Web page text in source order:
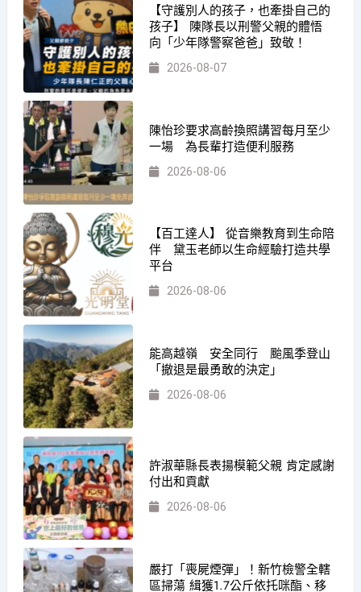
【守護別人的孩子，也牽掛自己的
孩子】 陳隊長以刑警父親的體悟
向「少年隊警察爸爸」致敬！
2026-08-07
陳怡珍要求高齡換照講習每月至少
一場 為長輩打造便利服務
2026-08-06
【百工達人】 從音樂教育到生命陪
伴 黛玉老師以生命經驗打造共學
平台
2026-08-06
能高越嶺 安全同行 颱風季登山
「撤退是最勇敢的決定」
2026-08-06
許淑華縣長表揚模範父親 肯定感謝
付出和貢獻
2026-08-06
嚴打「喪屍煙彈」！新竹檢警全轄
區掃蕩 緝獲1.7公斤依托咪酯、移